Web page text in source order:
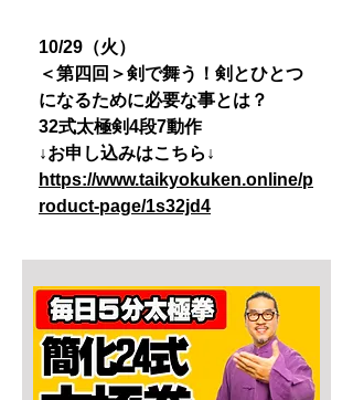
10/29（火）
＜第四回＞剣で舞う！剣とひとつ
になるために必要な事とは？
32式太極剣4段7動作
↓お申し込みはこちら↓
https://www.taikyokuken.online/p
roduct-page/1s32jd4